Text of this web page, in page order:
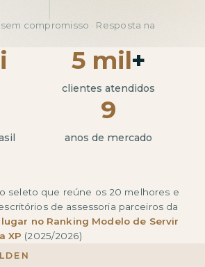
compromisso · Resposta na
5 mil+
clientes atendidos
9
anos de mercado
seleto que reúne os 20 melhores e
de assessoria parceiros da
lugar no Ranking Modelo de Servir
XP (2025/2026)